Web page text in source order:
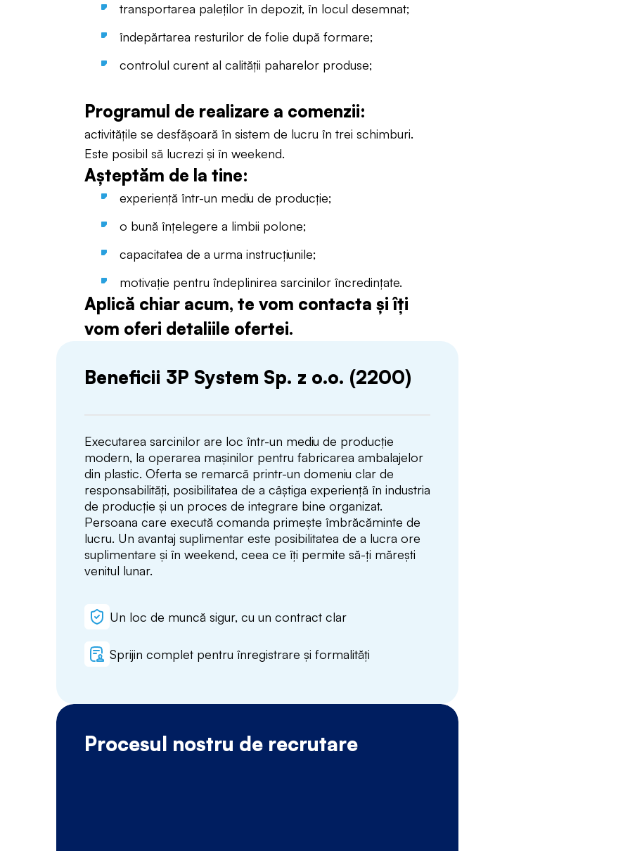
transportarea paleților în depozit, în locul desemnat;
îndepărtarea resturilor de folie după formare;
controlul curent al calității paharelor produse;
Programul de realizare a comenzii:
activitățile se desfășoară în sistem de lucru în trei schimburi.
Este posibil să lucrezi și în weekend.
Așteptăm de la tine:
experiență într-un mediu de producție;
o bună înțelegere a limbii polone;
capacitatea de a urma instrucțiunile;
motivație pentru îndeplinirea sarcinilor încredințate.
Aplică chiar acum, te vom contacta și îți
vom oferi detaliile ofertei.
Beneficii 3P System Sp. z o.o. (2200)
Executarea sarcinilor are loc într-un mediu de producție
modern, la operarea mașinilor pentru fabricarea ambalajelor
din plastic. Oferta se remarcă printr-un domeniu clar de
responsabilități, posibilitatea de a câștiga experiență în industria
de producție și un proces de integrare bine organizat.
Persoana care execută comanda primește îmbrăcăminte de
lucru. Un avantaj suplimentar este posibilitatea de a lucra ore
suplimentare și în weekend, ceea ce îți permite să-ți mărești
venitul lunar.
Un loc de muncă sigur, cu un contract clar
Sprijin complet pentru înregistrare și formalități
Procesul nostru de recrutare